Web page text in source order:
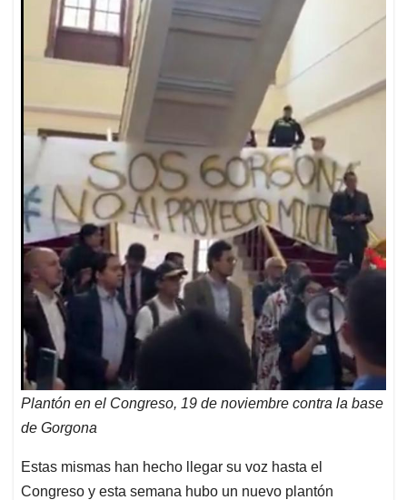
Plantón en el Congreso, 19 de noviembre contra la base
de Gorgona
Estas mismas han hecho llegar su voz hasta el
Congreso y esta semana hubo un nuevo plantón